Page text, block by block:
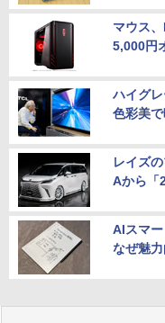
マウス
5,000円
ハイグ
色彩美
レイズ
Aから「
AIスマ
なぜ魅